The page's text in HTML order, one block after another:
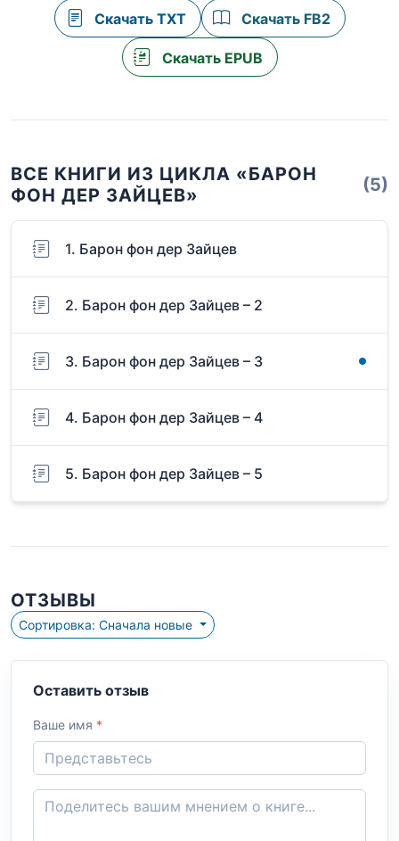
Скачать TXT Скачать FB2
Скачать EPUB
ВСЕ КНИГИ ИЗ ЦИКЛА «БАРОН
ФОН ДЕР ЗАЙЦЕВ»
(5)
1. Барон фон дер Зайцев
2. Барон фон дер Зайцев – 2
3. Барон фон дер Зайцев – 3
4. Барон фон дер Зайцев – 4
5. Барон фон дер Зайцев – 5
ОТЗЫВЫ
Сортировка: Сначала новые
Оставить отзыв
Ваше имя *